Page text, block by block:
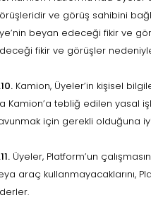
ve görüş sahibini
beyan edeceği fikir ve
fikir ve görüşler
Kamion, Üyeler’in kişisel
Kamion’a tebliğ edilen yasal
için gerekli olduğuna
Üyeler, Platform’un
araç kullanmayacaklarını,